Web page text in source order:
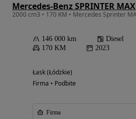
Mercedes-Benz SPRINTER MAX
146 000 km Diesel
170 KM
2023
Łask (Łódzkie)
Firma • Podbite
Firma